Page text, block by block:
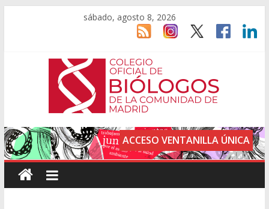
sábado, agosto 8, 2026
ACCESO VENTANILLA ÚNICA